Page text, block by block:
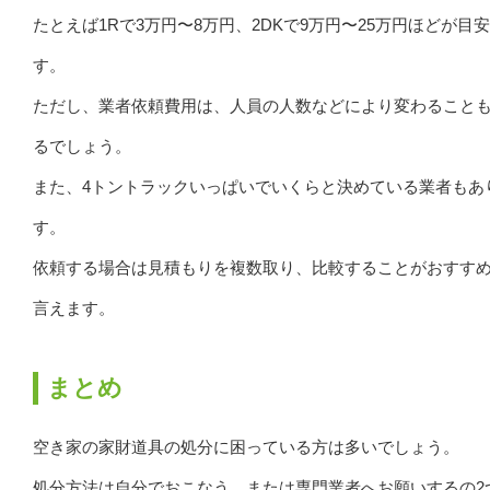
たとえば1Rで3万円〜8万円、2DKで9万円〜25万円ほどが目
す。
ただし、業者依頼費用は、人員の人数などにより変わること
るでしょう。
また、4トントラックいっぱいでいくらと決めている業者もあ
す。
依頼する場合は見積もりを複数取り、比較することがおすす
言えます。
まとめ
空き家の家財道具の処分に困っている方は多いでしょう。